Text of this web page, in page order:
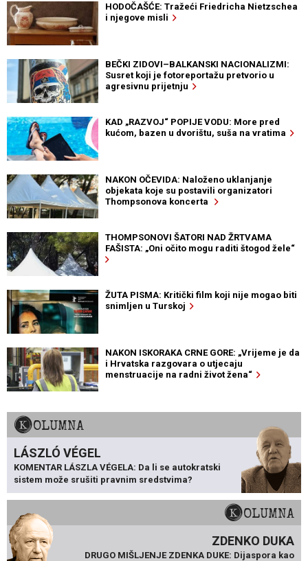
HODOČAŠĆE: Tražeći Friedricha Nietzschea
i njegove misli
BEČKI ZIDOVI–BALKANSKI NACIONALIZMI:
Susret koji je fotoreportažu pretvorio u
agresivnu prijetnju
KAD „RAZVOJ“ POPIJE VODU: More pred
kućom, bazen u dvorištu, suša na vratima
NAKON OČEVIDA: Naloženo uklanjanje
objekata koje su postavili organizatori
Thompsonova koncerta
THOMPSONOVI ŠATORI NAD ŽRTVAMA
FAŠISTA: „Oni očito mogu raditi štogod žele“
ŽUTA PISMA: Kritički film koji nije mogao biti
snimljen u Turskoj
NAKON ISKORAKA CRNE GORE: „Vrijeme je da
i Hrvatska razgovara o utjecaju
menstruacije na radni život žena“
KOLUMNA
LÁSZLÓ VÉGEL
KOMENTAR LÁSZLA VÉGELA: Da li se autokratski
sistem može srušiti pravnim sredstvima?
KOLUMNA
ZDENKO DUKA
DRUGO MIŠLJENJE ZDENKA DUKE: Dijaspora kao